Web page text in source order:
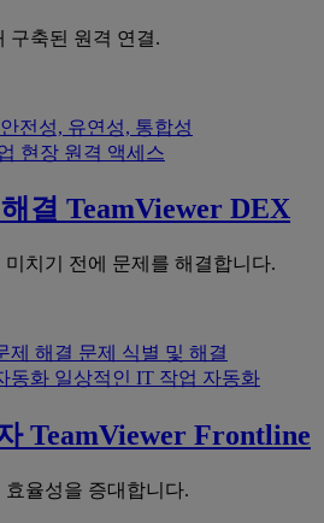
구축된 원격 연결.
안전성, 유연성, 통합성
현장 원격 액세스
결 TeamViewer DEX
치기 전에 문제를 해결합니다.
제 해결 문제 식별 및 해결
동화 일상적인 IT 작업 자동화
TeamViewer Frontline
율성을 증대합니다.